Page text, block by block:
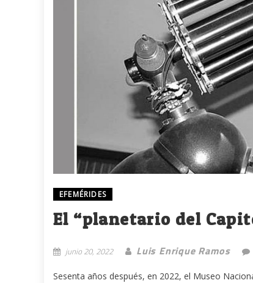
EFEMÉRIDES
El “planetario del
junio 20, 2022 Luis Enrique Ramos
Sesenta años después, en 2022, el Museo